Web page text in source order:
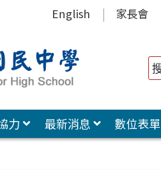
English 家長會
力 最新消息 數位表單